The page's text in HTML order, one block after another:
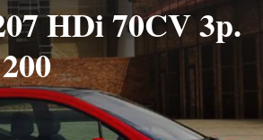
HDi 70CV 3p.